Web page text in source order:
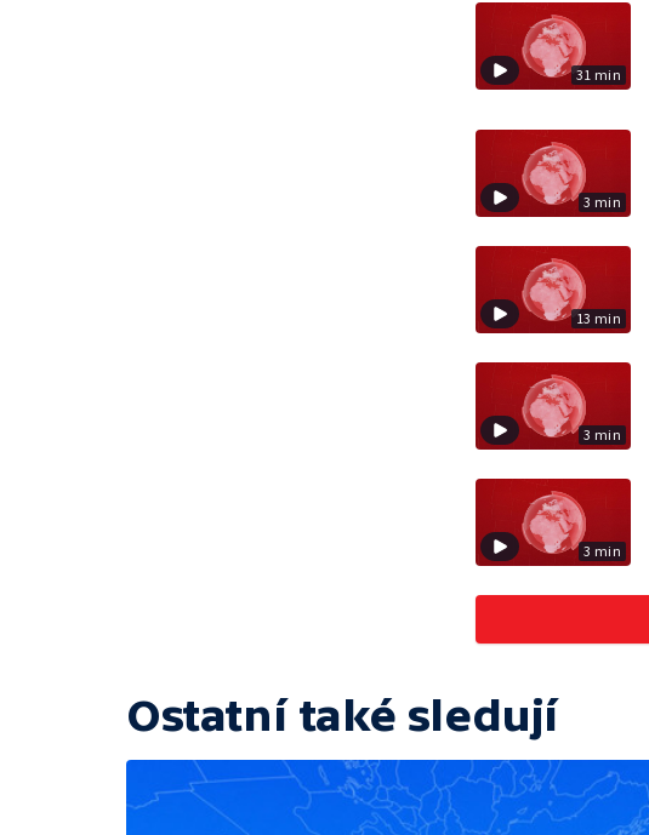
31 min
3 min
13 min
3 min
3 min
Ostatní také sledují